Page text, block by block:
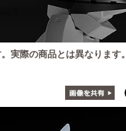
実際の商品とは異なります。